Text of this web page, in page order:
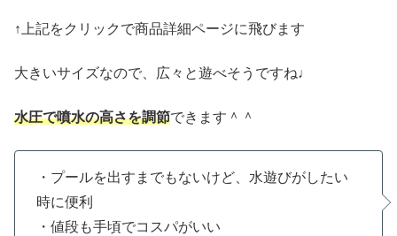
↑上記をクリックで商品詳細ページに飛びます
大きいサイズなので、広々と遊べそうですね♩
水圧で噴水の高さを調節できます＾＾
・プールを出すまでもないけど、水遊びがしたい
時に便利
・値段も手頃でコスパがいい